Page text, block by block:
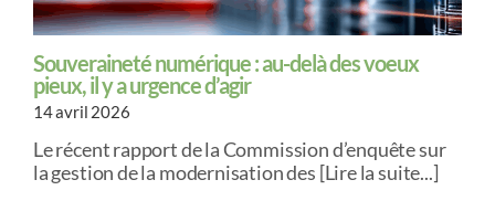
Souveraineté numérique : au-delà des voeux
pieux, il y a urgence d’agir
14 avril 2026
Le récent rapport de la Commission d’enquête sur
la gestion de la modernisation des [Lire la suite...]